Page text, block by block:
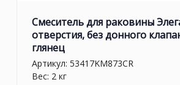
Смеситель для раковины
отверстия, без донного
глянец
Артикул: 53417KM873CR
Вес: 2 кг